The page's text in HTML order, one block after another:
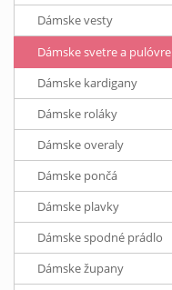
Dámske vesty
Dámske svetre a pulóvre
Dámske kardigany
Dámske roláky
Dámske overaly
Dámske pončá
Dámske plavky
Dámske spodné prádlo
Dámske župany